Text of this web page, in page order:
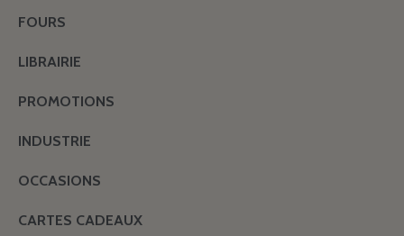
FOURS
LIBRAIRIE
PROMOTIONS
INDUSTRIE
OCCASIONS
CARTES CADEAUX